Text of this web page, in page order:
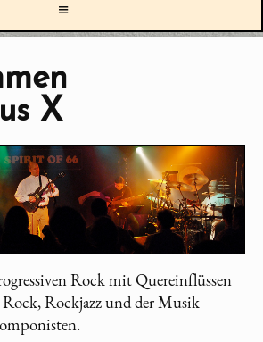
≡
X
Rock mit Quereinflüssen
Rock, Rockjazz und der Musik